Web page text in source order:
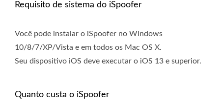
Requisito de sistema do iSpoofer
Você pode instalar o iSpoofer no Windows
10/8/7/XP/Vista e em todos os Mac OS X.
Seu dispositivo iOS deve executar o iOS 13 e superior.
Quanto custa o iSpoofer